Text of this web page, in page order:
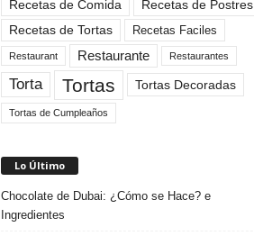
Recetas de Comida
Recetas de Postres
Recetas de Tortas
Recetas Faciles
Restaurant Restaurante Restaurantes
Torta Tortas Tortas Decoradas
Tortas de Cumpleaños
Lo Último
Chocolate de Dubai: ¿Cómo se Hace? e
Ingredientes